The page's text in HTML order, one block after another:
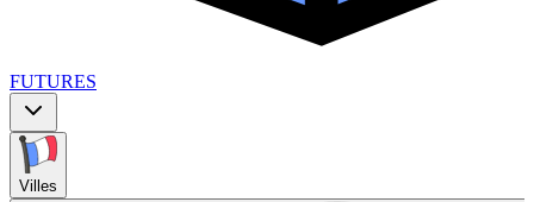
FUTURES
Villes